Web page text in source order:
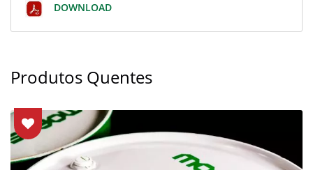
DOWNLOAD
Produtos Quentes